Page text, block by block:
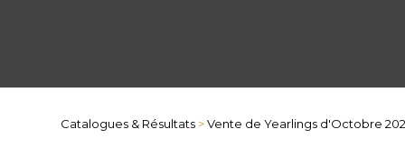
Catalogues & Résultats >Vente de Yearlings d'Octobre